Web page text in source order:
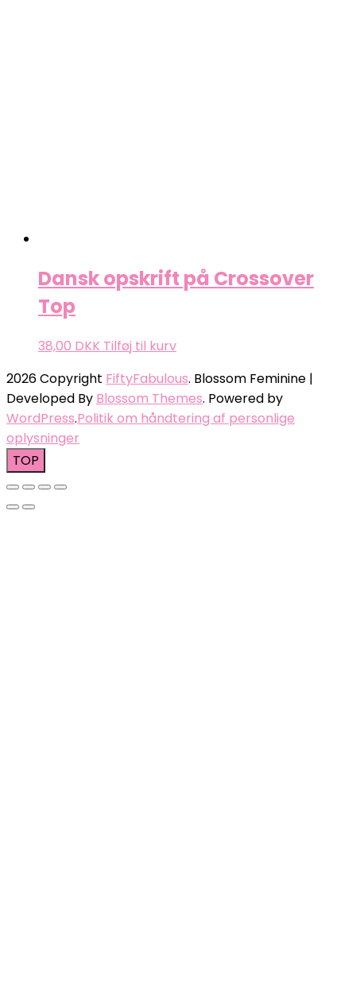
Dansk opskrift på Crossover
Top
38,00 DKK Tilføj til kurv
2026 Copyright FiftyFabulous. Blossom Feminine |
Developed By Blossom Themes. Powered by
WordPress.Politik om håndtering af personlige
oplysninger
TOP